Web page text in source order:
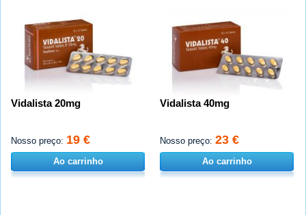
Vidalista 20mg
Nosso preço: 19 €
Ao carrinho
Vidalista 40mg
Nosso preço: 23 €
Ao carrinho